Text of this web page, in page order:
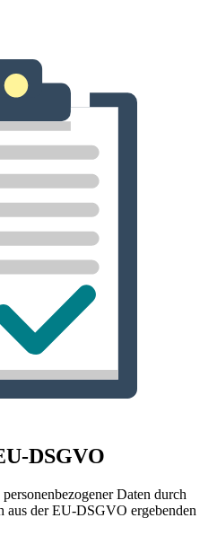
DSGVO
Daten durch
aus der EU-DSGVO ergebenden